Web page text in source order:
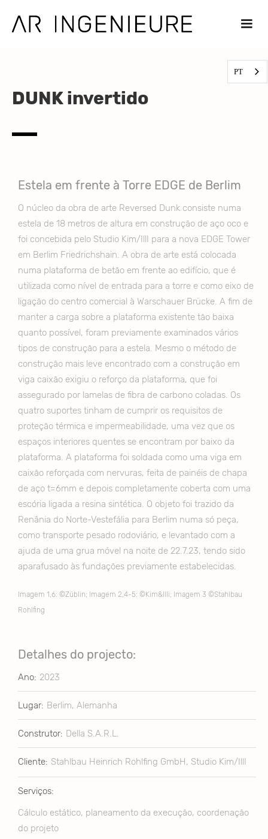
DUNK invertido
Estela em frente à Torre EDGE de Berlim
O núcleo da obra de arte Reversed Dunk consiste numa
estela de 18 metros de altura em construção de aço oco e
foi concebida pelo Studio Kim/IllI para a nova EDGE Tower
em Berlim Friedrichshain. A obra de arte está colocada
numa plataforma de betão em frente ao edifício, que é
utilizada como nível de entrada para a torre e como eixo de
ligação do centro comercial à Warschauer Brücke. A fim de
manter a carga sobre a plataforma existente tão baixa
quanto possível, foram previamente examinados vários
tipos de construção para a estela. Mesmo o método de
construção mais leve encontrado com a construção em
viga caixão exigiu o reforço da plataforma, que foi
assegurado por lamelas de fibra de carbono coladas. Os
quatro suportes tinham de cumprir os requisitos de
proteção térmica e impermeabilidade, uma vez que os
espaços interiores quentes se encontram por baixo da
plataforma. A plataforma foi soldada como uma viga em
caixão reforçada com nervuras, feita de painéis de chapa
de aço t=6mm e depois completamente coberta com uma
escória ligada a resina sintética. O objeto foi trazido da
Renânia do Norte-Vestefália para Berlim numa só peça,
como transporte pesado rodoviário, e levantado com a
ajuda de uma grua móvel na noite de 22.7.23, tendo sido
aparafusado às fundações previamente estabelecidas.
Imagem 1,6: ©Züblin; Imagem 2,4-5: ©Kim&Illi; Imagem 3 ©Stahlbau
Rohlfing
Detalhes do projecto:
Ano: 2023
Lugar: Berlim, Alemanha
Construtor: Della S.A.R.L.
Cliente: Stahlbau Heinrich Rohlfing GmbH, Studio Kim/IllI
Serviços:
Cálculo estático, planeamento da execução, coordenação
do projeto
PT